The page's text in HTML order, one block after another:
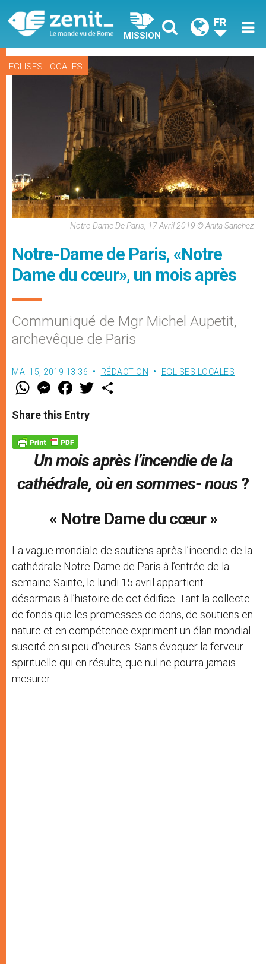
MISSION
FR
EGLISES LOCALES
Notre-Dame De Paris, 17 Avril 2019 © Anita Sanchez
Notre-Dame de Paris, «Notre
Dame du cœur», un mois après
Communiqué de Mgr Michel Aupetit,
archevêque de Paris
MAI 15, 2019 13:36 RÉDACTION EGLISES LOCALES
W
t
s
p
p
M
e
s
e
g
e
r
F
a
e
b
o
k
w
Share this Entry
Un mois après l’incendie de la
cathédrale, où en sommes- nous?
« Notre Dame du cœur »
La vague mondiale de soutiens après l’incendie de la
cathédrale Notre-Dame de Paris à l’entrée de la
semaine Sainte, le lundi 15 avril appartient
désormais à l’histoire de cet édifice. Tant la collecte
de fonds que les promesses de dons, de soutiens en
nature et en compétence expriment un élan mondial
suscité en si peu d’heures. Sans évoquer la ferveur
spirituelle qui en résulte, que nul ne pourra jamais
mesurer.